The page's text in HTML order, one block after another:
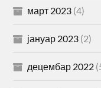
март 2023 (4)
јануар 2023 (2)
децембар 2022